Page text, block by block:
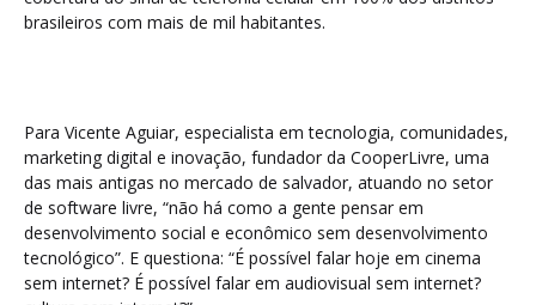
brasileiros com mais de mil habitantes.
Para Vicente Aguiar, especialista em tecnologia, comunidades,
marketing digital e inovação, fundador da CooperLivre, uma
das mais antigas no mercado de salvador, atuando no setor
de software livre, “não há como a gente pensar em
desenvolvimento social e econômico sem desenvolvimento
tecnológico”. E questiona: “É possível falar hoje em cinema
sem internet? É possível falar em audiovisual sem internet?